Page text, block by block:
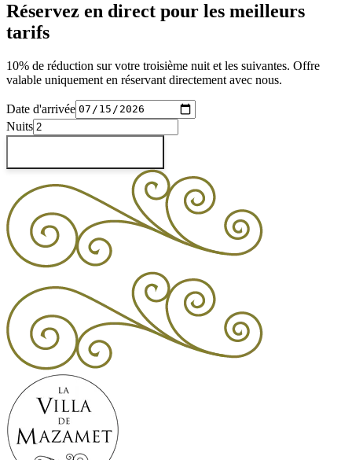
Réservez en direct pour les meilleurs
tarifs
10% de réduction sur votre troisième nuit et les suivantes. Offre
valable uniquement en réservant directement avec nous.
Date d'arrivée
Nuits